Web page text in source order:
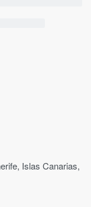
Islas Canarias,